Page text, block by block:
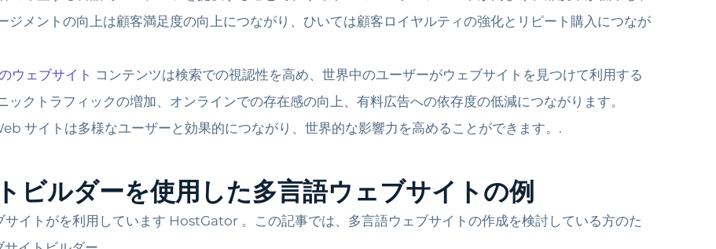
ジメントの向上は顧客満足度の向上につながり、ひいては顧客ロイヤルティの強化とリピート購入につなが
ウェブサイト コンテンツは検索での視認性を高め、世界中のユーザーがウェブサイトを見つけて利用する
クトラフィックの増加、オンラインでの存在感の向上、有料広告への依存度の低減につながります。
サイトは多様なユーザーと効果的につながり、世界的な影響力を高めることができます。.
ルダーを使用した多言語ウェブサイトの例
イトがを利用しています HostGator 。この記事では、多言語ウェブサイトの作成を検討している方のた